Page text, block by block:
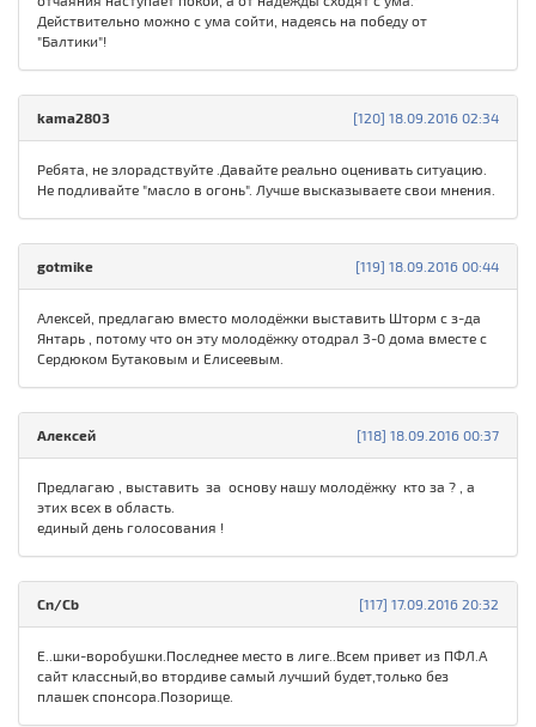
Действительно можно с ума сойти, надеясь на победу от
"Балтики"!
[120] 18.09.2016 02:34
kama2803
Ребята, не злорадствуйте .Давайте реально оценивать ситуацию.
Не подливайте "масло в огонь". Лучше высказываете свои мнения.
[119] 18.09.2016 00:44
gotmike
Алексей, предлагаю вместо молодёжки выставить Шторм с з-да
Янтарь , потому что он эту молодёжку отодрал 3-0 дома вместе с
Сердюком Бутаковым и Елисеевым.
[118] 18.09.2016 00:37
Алексей
Предлагаю , выставить за основу нашу молодёжку кто за ? , а
этих всех в область.
единый день голосования !
[117] 17.09.2016 20:32
Cn/Cb
Е..шки-воробушки.Последнее место в лиге..Всем привет из ПФЛ.А
сайт классный,во втордиве самый лучший будет,только без
плашек спонсора.Позорище.